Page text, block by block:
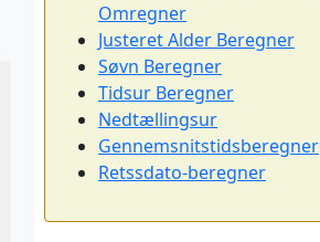
Omregner
Justeret Alder Beregner
Søvn Beregner
Tidsur Beregner
Nedtællingsur
Gennemsnitstidsberegner
Retssdato-beregner